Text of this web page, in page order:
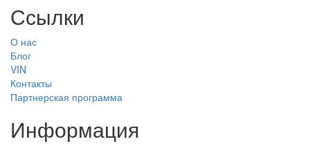
Ссылки
О нас
Блог
VIN
Контакты
Партнерская программа
Информация